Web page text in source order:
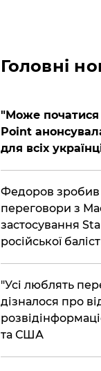
Головні
"Може початися
Point
для всіх
Федоров зробив
переговори з
застосування
російської
"Усі люблять
дізналося про
та США